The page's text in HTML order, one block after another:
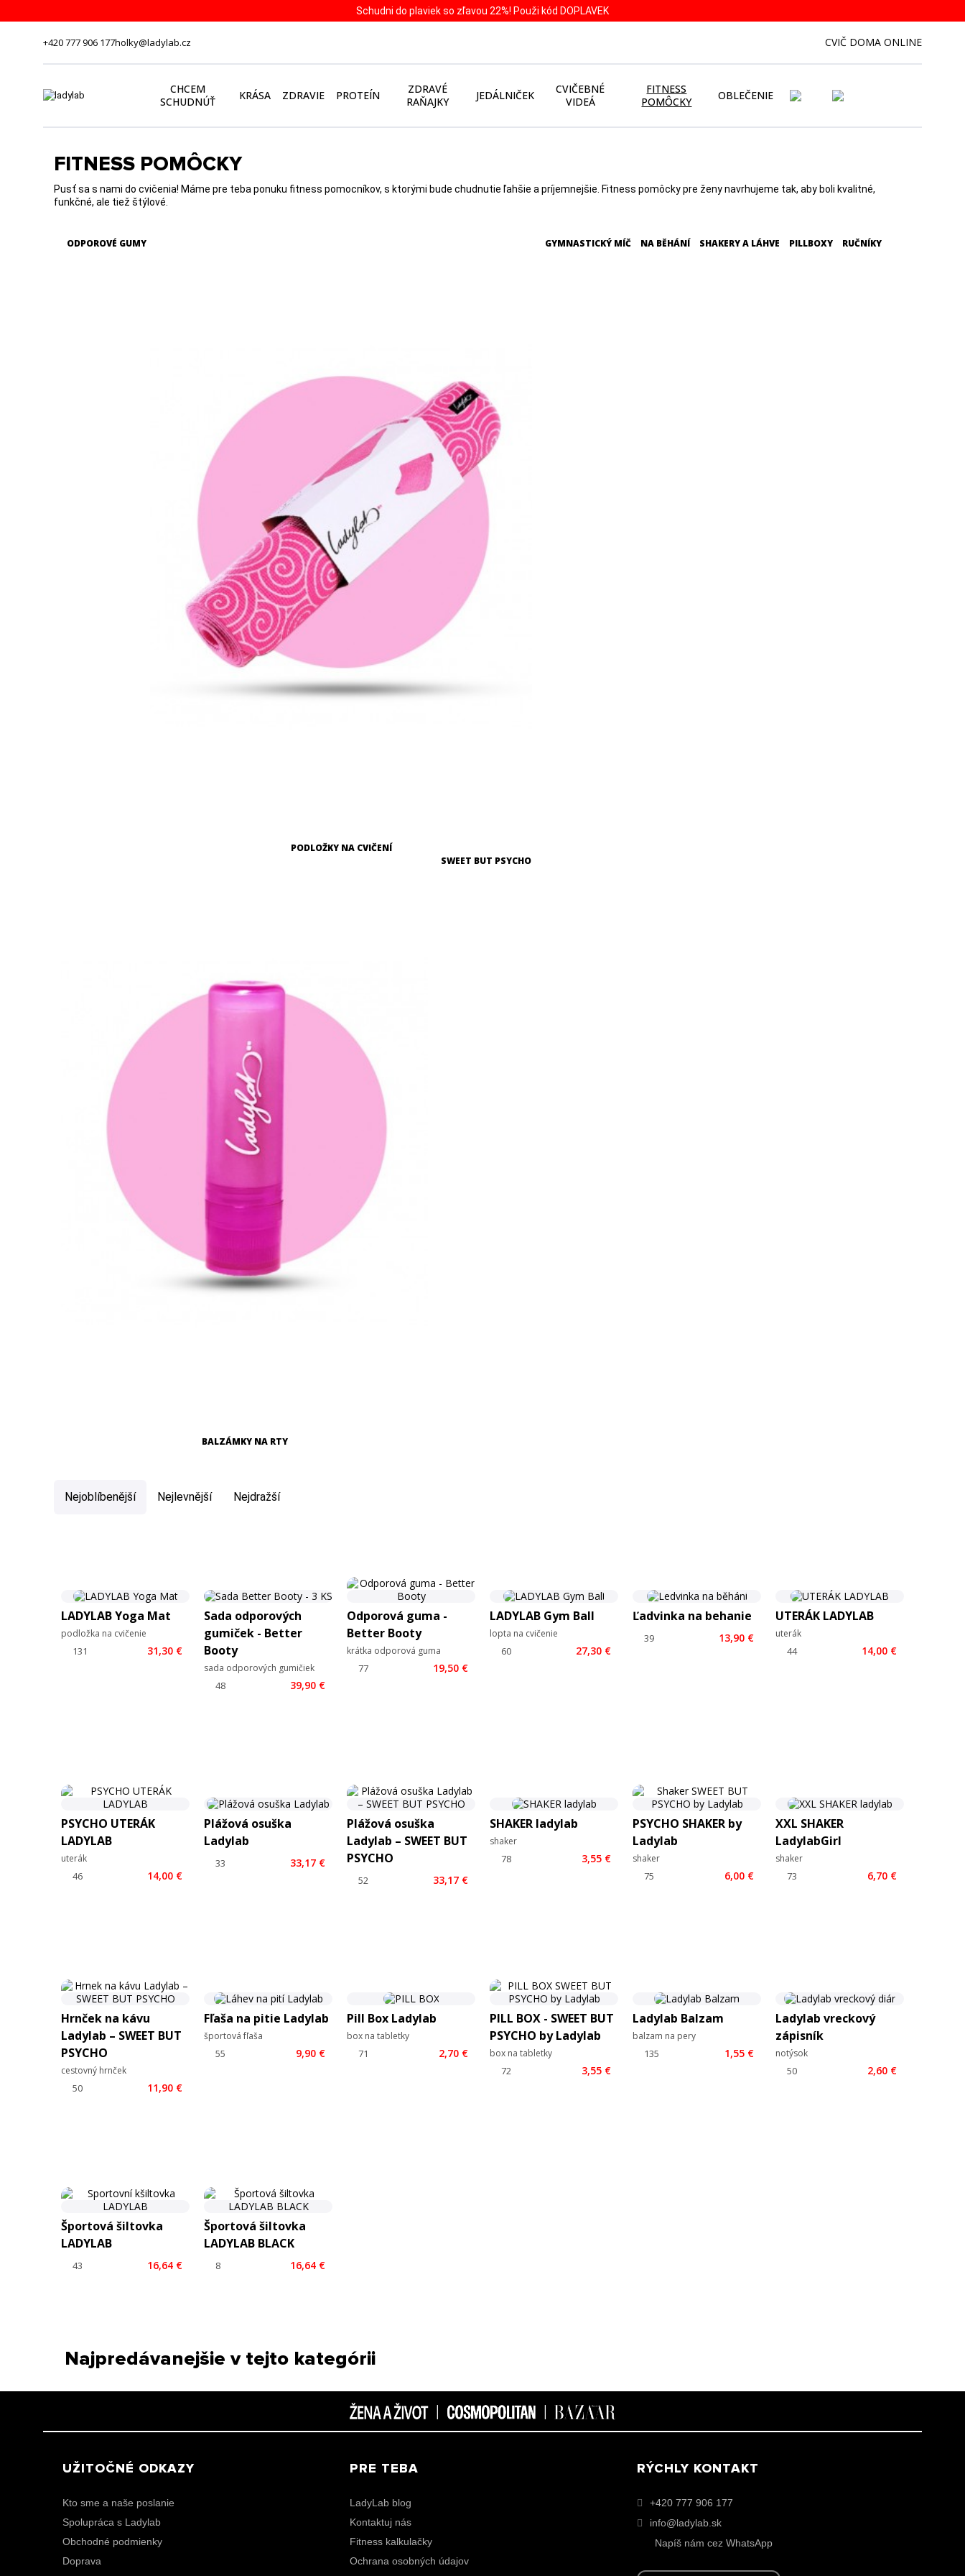
Schudni do plaviek so zľavou 22%! Použi kód DOPLAVEK
+420 777 906 177holky@ladylab.cz CVIČ DOMA ONLINE
CHCEM
SCHUDNÚŤ
KRÁSA ZDRAVIE PROTEÍN
ZDRAVÉ
RAŇAJKY
JEDÁLNIČEK
CVIČEBNÉ
VIDEÁ
FITNESS
POMÔCKY
OBLEČENIE
FITNESS POMÔCKY
Pusť sa s nami do cvičenia! Máme pre teba ponuku fitness pomocníkov, s ktorými bude chudnutie ľahšie a príjemnejšie. Fitness pomôcky pre ženy navrhujeme tak, aby boli kvalitné,
funkčné, ale tiež štýlové.
ODPOROVÉ GUMY
PODLOŽKY NA CVIČENÍ
GYMNASTICKÝ MÍČ NA BĚHÁNÍ SHAKERY A LÁHVE PILLBOXY RUČNÍKY
BALZÁMKY NA RTY
SWEET BUT PSYCHO
Nejoblíbenější Nejlevnější Nejdražší
LADYLAB Yoga Mat
podložka na cvičenie
31,30 €
Sada odporových
gumiček - Better
Booty
sada odporových gumičiek
39,90 €
Odporová guma -
Better Booty
krátka odporová guma
19,50 €
LADYLAB Gym Ball
lopta na cvičenie
27,30 €
Ľadvinka na behanie
13,90 €
UTERÁK LADYLAB
uterák
14,00 €
PSYCHO UTERÁK
LADYLAB
uterák
14,00 €
Plážová osuška
Ladylab
33,17 €
Plážová osuška
Ladylab – SWEET BUT
PSYCHO
33,17 €
SHAKER ladylab
shaker
3,55 €
PSYCHO SHAKER by
Ladylab
shaker
6,00 €
XXL SHAKER
LadylabGirl
shaker
6,70 €
Hrnček na kávu
Ladylab – SWEET BUT
PSYCHO
cestovný hrnček
11,90 €
Fľaša na pitie Ladylab
športová fľaša
9,90 €
Pill Box Ladylab
box na tabletky
2,70 €
PILL BOX - SWEET BUT
PSYCHO by Ladylab
box na tabletky
3,55 €
Ladylab Balzam
balzam na pery
1,55 €
Ladylab vreckový
zápisník
notýsok
2,60 €
Športová šiltovka
LADYLAB
16,64 €
Športová šiltovka
LADYLAB BLACK
16,64 €
Najpredávanejšie v tejto kategórii
UŽITOČNÉ ODKAZY
Kto sme a naše poslanie
Spolupráca s Ladylab
Obchodné podmienky
Doprava
PRE TEBA
LadyLab blog
Kontaktuj nás
Fitness kalkulačky
Ochrana osobných údajov
RÝCHLY KONTAKT
+420 777 906 177
info@ladylab.sk
Napíš nám cez WhatsApp